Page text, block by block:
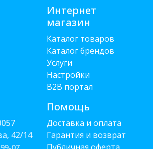
42/14
Интернет
магазин
Каталог товаров
Каталог брендов
Услуги
Настройки
B2B портал
Помощь
Доставка и оплата
Гарантия и возврат